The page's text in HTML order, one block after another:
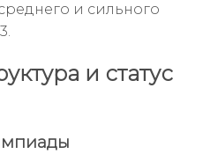
и сильного
и статус